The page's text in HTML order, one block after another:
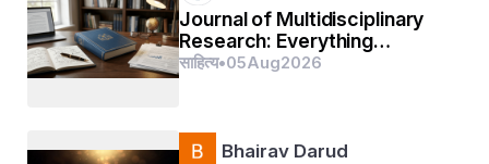
Journal of Multidisciplinary
Research: Everything
Researchers Need to Know
साहित्य•05Aug2026
Bhairav Darud